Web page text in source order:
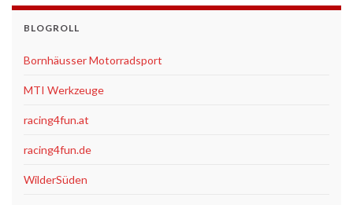
BLOGROLL
Bornhäusser Motorradsport
MTI Werkzeuge
racing4fun.at
racing4fun.de
WilderSüden